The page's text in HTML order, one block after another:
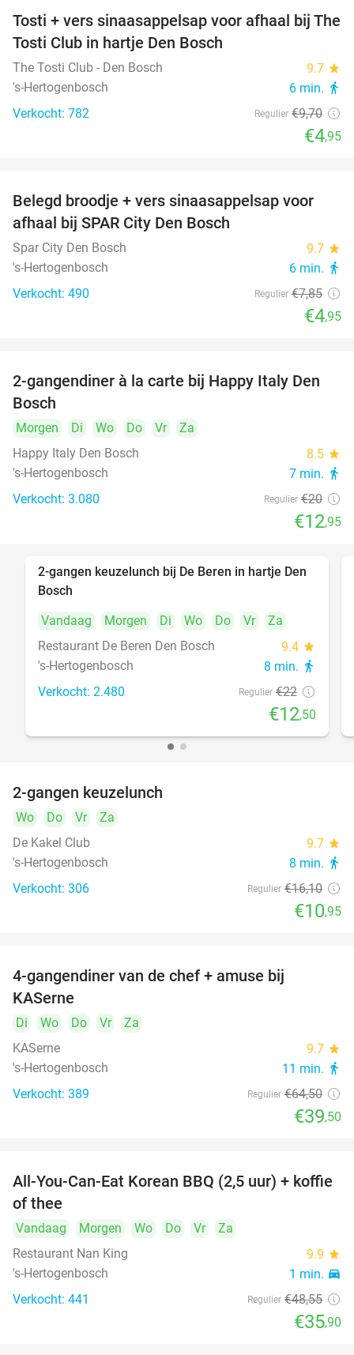
49%
Tosti + vers sinaasappelsap voor afhaal bij The
Tosti Club in hartje Den Bosch
The Tosti Club - Den Bosch 9.7 star
's-Hertogenbosch 6 min. directions_walk
Verkocht: 782 Regulier €9,70
€4,95
37%
Belegd broodje + vers sinaasappelsap voor
afhaal bij SPAR City Den Bosch
Spar City Den Bosch 9.7 star
's-Hertogenbosch 6 min. directions_walk
Verkocht: 490 Regulier €7,85
€4,95
35%
2-gangendiner à la carte bij Happy Italy Den
Bosch
Morgen Di Wo Do Vr
Za
Happy Italy Den Bosch
8.5 star
's-Hertogenbosch 7 min. directions_walk
Verkocht: 3.080 Regulier €20
€12,95
43%
2-gangen keuzelunch bij De Beren in hartje Den
Bosch
Vandaag
Morgen Di Wo Do Vr
Za
Restaurant De Beren Den Bosch
9.4 star
's-Hertogenbosch 8 min. directions_walk
Verkocht: 2.480 Regulier €22
€12,50
2-gangen keuzelunch
Wo Do Vr
Za
De Kakel Club
9.7 star
's-Hertogenbosch 8 min. directions_walk
Verkocht: 306 Regulier €16,10
€10,95
4-gangendiner van de chef + amuse bij
KASerne
Di Wo Do Vr
Za
KASerne
9.7 star
's-Hertogenbosch 11 min. directions_walk
Verkocht: 389 Regulier €64,50
€39,50
26%
All-You-Can-Eat Korean BBQ (2,5 uur) + koffie
of thee
Vandaag Morgen Wo Do Vr
Za
Restaurant Nan King
9.9 star
's-Hertogenbosch 1 min. directions_car
Verkocht: 441 Regulier €48,55
€35,90